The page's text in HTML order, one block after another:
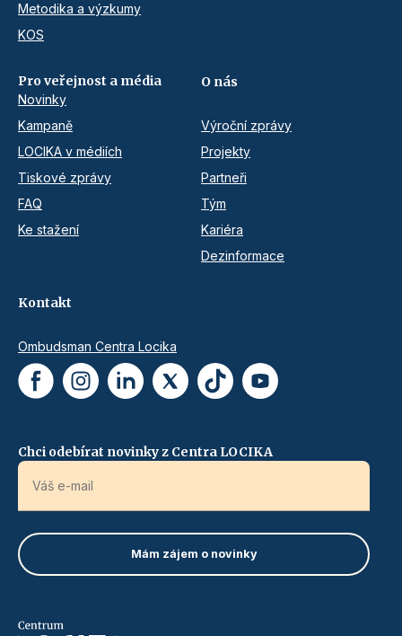
Metodika a výzkumy
KOS
Pro veřejnost a média
Novinky
Kampaně
LOCIKA v médiích
Tiskové zprávy
FAQ
Ke stažení
O nás
Výroční zprávy
Projekty
Partneři
Tým
Kariéra
Dezinformace
Kontakt
Ombudsman Centra Locika
Chci odebírat novinky z Centra LOCIKA